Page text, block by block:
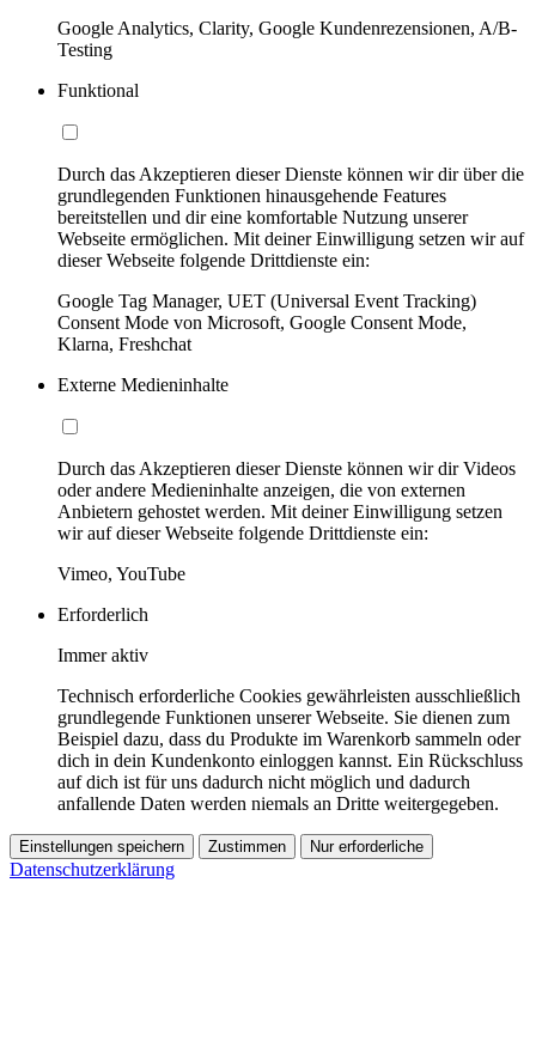
Google Analytics, Clarity, Google Kundenrezensionen, A/B-
Testing
Funktional
Durch das Akzeptieren dieser Dienste können wir dir über die
grundlegenden Funktionen hinausgehende Features
bereitstellen und dir eine komfortable Nutzung unserer
Webseite ermöglichen. Mit deiner Einwilligung setzen wir auf
dieser Webseite folgende Drittdienste ein:
Google Tag Manager, UET (Universal Event Tracking)
Consent Mode von Microsoft, Google Consent Mode,
Klarna, Freshchat
Externe Medieninhalte
Durch das Akzeptieren dieser Dienste können wir dir Videos
oder andere Medieninhalte anzeigen, die von externen
Anbietern gehostet werden. Mit deiner Einwilligung setzen
wir auf dieser Webseite folgende Drittdienste ein:
Vimeo, YouTube
Erforderlich
Immer aktiv
Technisch erforderliche Cookies gewährleisten ausschließlich
grundlegende Funktionen unserer Webseite. Sie dienen zum
Beispiel dazu, dass du Produkte im Warenkorb sammeln oder
dich in dein Kundenkonto einloggen kannst. Ein Rückschluss
auf dich ist für uns dadurch nicht möglich und dadurch
anfallende Daten werden niemals an Dritte weitergegeben.
Einstellungen speichern Zustimmen Nur erforderliche
Datenschutzerklärung